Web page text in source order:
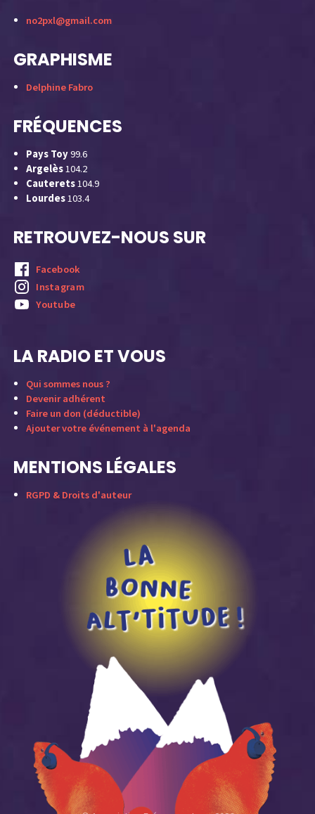
no2pxl@gmail.com
GRAPHISME
Delphine Fabro
FRÉQUENCES
Pays Toy99.6
Argelès104.2
Cauterets104.9
Lourdes103.4
RETROUVEZ-NOUS SUR
Facebook
Instagram
Youtube
LA RADIO ET VOUS
Qui sommes nous ?
Devenir adhérent
Faire un don (déductible)
Ajouter votre événement à l'agenda
MENTIONS LÉGALES
RGPD & Droits d'auteur